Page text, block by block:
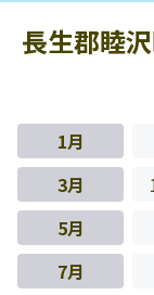
長生郡睦
1月
3月
5月
7月